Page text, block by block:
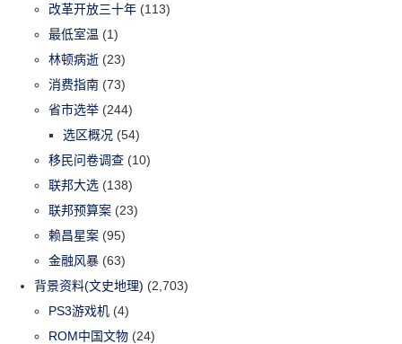
改革开放三十年 (113)
最低室温 (1)
林顿病逝 (23)
消费指南 (73)
省市选举 (244)
选区概况 (54)
移民问卷调查 (10)
联邦大选 (138)
联邦预算案 (23)
赖昌星案 (95)
金融风暴 (63)
背景资料(文史地理) (2,703)
PS3游戏机 (4)
ROM中国文物 (24)